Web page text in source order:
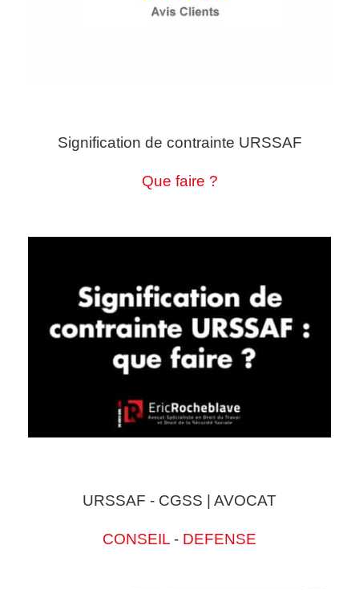
Signification de contrainte URSSAF
Que faire ?
URSSAF - CGSS | AVOCAT
CONSEIL - DEFENSE